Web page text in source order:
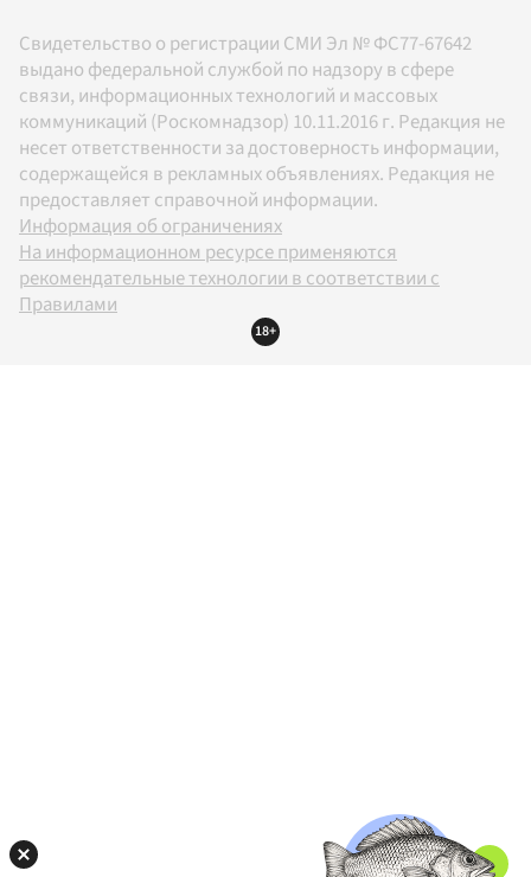
Свидетельство о регистрации СМИ Эл № ФС77-67642
выдано федеральной службой по надзору в сфере
связи, информационных технологий и массовых
коммуникаций (Роскомнадзор) 10.11.2016 г. Редакция не
несет ответственности за достоверность информации,
содержащейся в рекламных объявлениях. Редакция не
предоставляет справочной информации.
Информация об ограничениях
На информационном ресурсе применяются
рекомендательные технологии в соответствии с
Правилами
18+